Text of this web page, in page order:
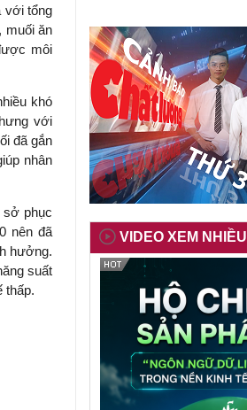
với tổng
muối ăn
môi
khó
với
đã gắn
nhân
sở phục
nên đã
hưởng.
suất
thấp.
VIDEO XEM NHIỀU